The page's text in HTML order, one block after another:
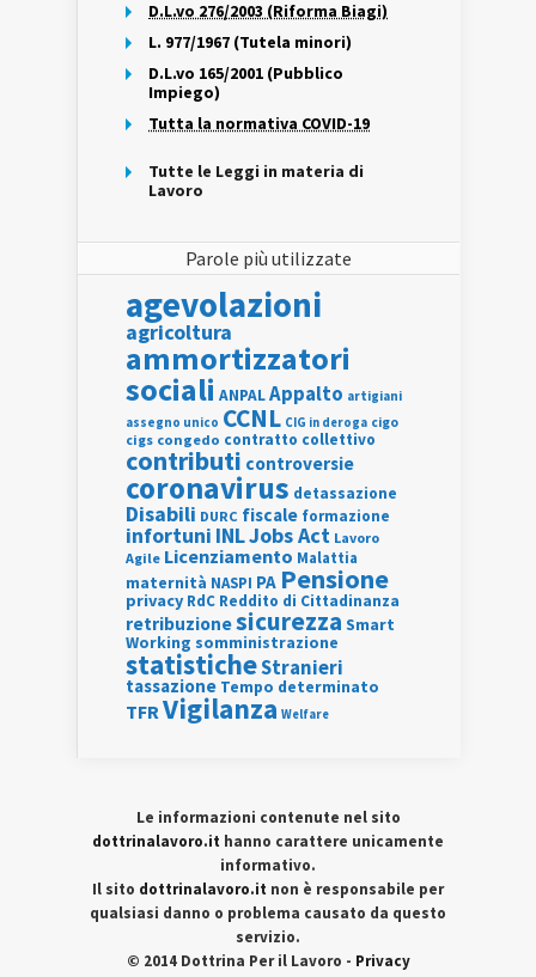
D.L.vo 276/2003 (Riforma Biagi)
L. 977/1967 (Tutela minori)
D.L.vo 165/2001 (Pubblico
Impiego)
Tutta la normativa COVID-19
Tutte le Leggi in materia di
Lavoro
Parole più utilizzate
agevolazioni
agricoltura
ammortizzatori
sociali ANPALAppalto artigiani
assegno unico CCNL CIG in deroga cigo
cigs congedo contratto collettivo
contributi controversie
coronavirus detassazione
Disabili DURC fiscale formazione
infortuni INLJobs Act Lavoro
Agile Licenziamento Malattia
maternità NASPI PA Pensione
privacy RdC Reddito di Cittadinanza
retribuzionesicurezza Smart
Working somministrazione
statisticheStranieri
tassazione Tempo determinato
TFRVigilanza Welfare
Le informazioni contenute nel sito
dottrinalavoro.it hanno carattere unicamente
informativo.
Il sito dottrinalavoro.it non è responsabile per
qualsiasi danno o problema causato da questo
servizio.
© 2014 Dottrina Per il Lavoro - Privacy